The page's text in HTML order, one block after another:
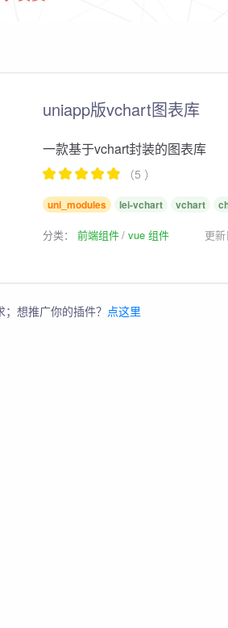
uniapp版vchart图表库
一款基于vchart封装的图表库
（5 ）
uni_modules lei-vchart vchart
分类： 前端组件 vue 组件 更
；想推广你的插件？ 点这里